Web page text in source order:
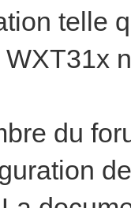
telle
du